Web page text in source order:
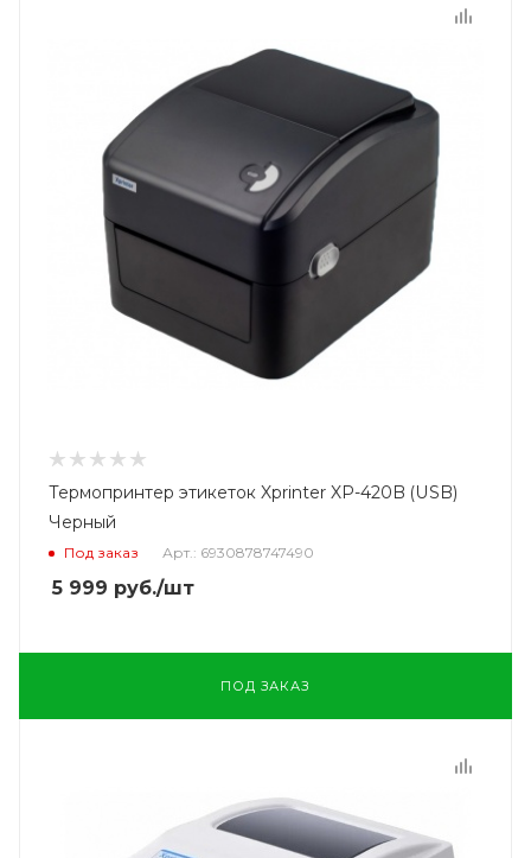
Термопринтер этикеток Xprinter XP-420B (USB)
Черный
Под заказ Арт.: 6930878747490
5 999 руб./шт
ПОД ЗАКАЗ